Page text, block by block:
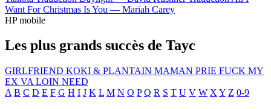
Want For Christmas Is You — Mariah Carey
HP mobile
Les plus grands succès de Tayc
GIRLFRIEND KOKI & PLANTAIN MAMAN PRIE FUCK MY
EX VA LOIN NEED
A B C D E F G H I J K L M N O P Q R S T U V W X Y Z 0-9